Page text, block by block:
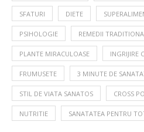
SFATURI DIETE
PSIHOLOGIE REMEDII
PLANTE MIRACULOASE INGRIJIRE
FRUMUSETE 3 MINUTE DE
STIL DE VIATA SANATOS CROSS
NUTRITIE SANATATEA PENTRU